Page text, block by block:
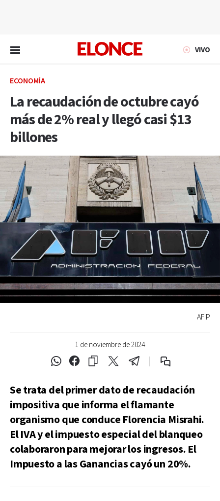
VIVO
ECONOMÍA
La recaudación de octubre cayó
más de 2% real y llegó casi $13
billones
1 de noviembre de 2024
AFIP
Se trata del primer dato de recaudación
impositiva que informa el flamante
organismo que conduce Florencia Misrahi.
El IVA y el impuesto especial del blanqueo
colaboraron para mejorar los ingresos. El
Impuesto a las Ganancias cayó un 20%.